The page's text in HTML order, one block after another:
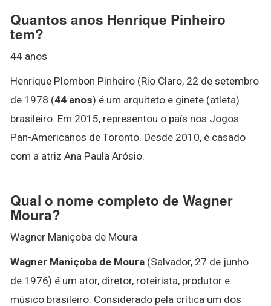
Quantos anos Henrique Pinheiro
tem?
44 anos
Henrique Plombon Pinheiro (Rio Claro, 22 de setembro
de 1978 (44 anos) é um arquiteto e ginete (atleta)
brasileiro. Em 2015, representou o país nos Jogos
Pan-Americanos de Toronto. Desde 2010, é casado
com a atriz Ana Paula Arósio.
Qual o nome completo de Wagner
Moura?
Wagner Maniçoba de Moura
Wagner Maniçoba de Moura (Salvador, 27 de junho
de 1976) é um ator, diretor, roteirista, produtor e
músico brasileiro. Considerado pela crítica um dos